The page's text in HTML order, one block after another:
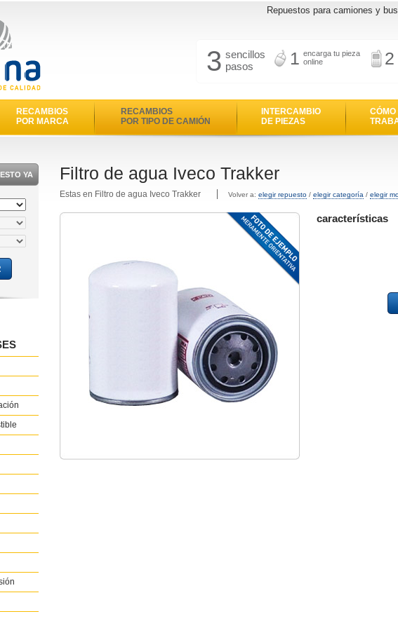
Repuestos para camiones y
3 sencillos
pasos
1 encarga tu pieza
online
2
RECAMBIOS
POR MARCA
RECAMBIOS
POR TIPO DE CAMIÓN
INTERCAMBIO
DE PIEZAS
CÓMO
YA Filtro de agua Iveco Trakker
Estas en Filtro de agua Iveco Trakker Volver a: elegir repuesto / elegir categoría / elegir
características